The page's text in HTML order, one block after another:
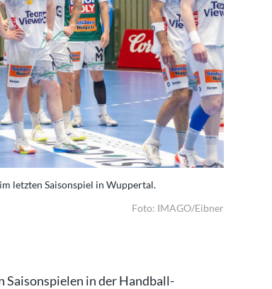
letzten Saisonspiel in Wuppertal.
Foto: IMAGO/Eibner
Saisonspielen in der Handball-